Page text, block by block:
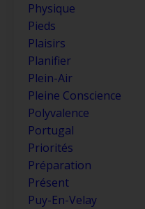
Physique
Pieds
Plaisirs
Planifier
Plein-Air
Pleine Conscience
Polyvalence
Portugal
Priorités
Préparation
Présent
Puy-En-Velay